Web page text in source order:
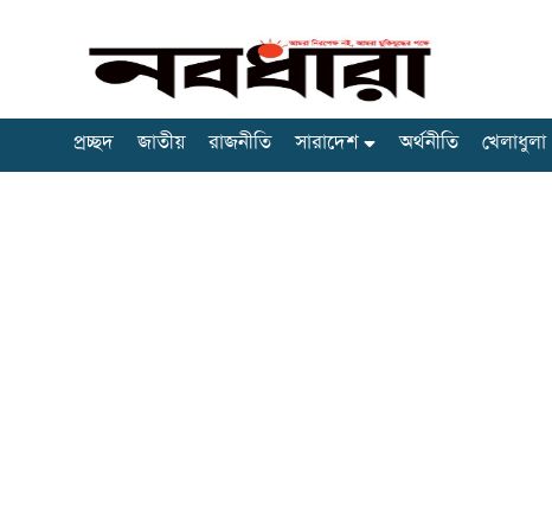
প্রচ্ছদ জাতীয় রাজনীতি সারাদেশ অর্থনীতি খেলাধুলা